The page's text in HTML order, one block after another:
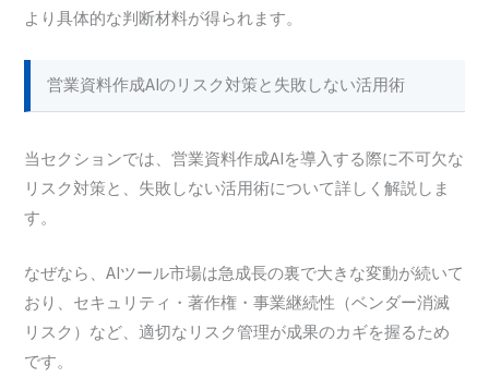
より具体的な判断材料が得られます。
営業資料作成AIのリスク対策と失敗しない活用術
当セクションでは、営業資料作成AIを導入する際に不可欠な
リスク対策と、失敗しない活用術について詳しく解説しま
す。
なぜなら、AIツール市場は急成長の裏で大きな変動が続いて
おり、セキュリティ・著作権・事業継続性（ベンダー消滅
リスク）など、適切なリスク管理が成果のカギを握るため
です。